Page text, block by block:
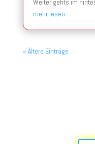
mehr lesen
« Ältere Einträge